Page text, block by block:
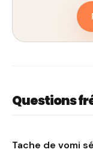
Questions
Tache de vomi